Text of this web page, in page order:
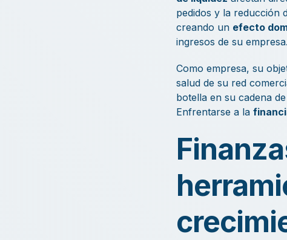
pedidos y la reducción
creando un efecto
ingresos de su empresa.
Como empresa, su
salud de su red
botella en su cadena
Enfrentarse a la